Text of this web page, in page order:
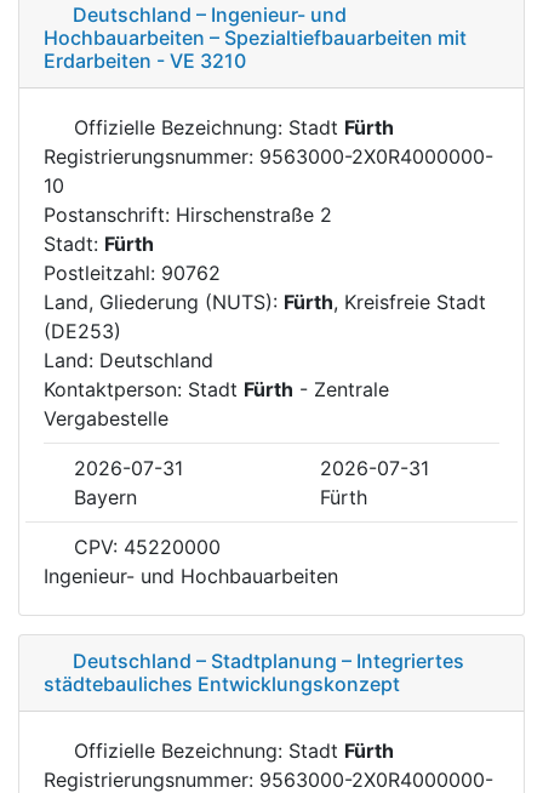
Deutschland – Ingenieur- und
Hochbauarbeiten – Spezialtiefbauarbeiten mit
Erdarbeiten - VE 3210
Offizielle Bezeichnung: Stadt Fürth
Registrierungsnummer: 9563000-2X0R4000000-
10
Postanschrift: Hirschenstraße 2
Stadt: Fürth
Postleitzahl: 90762
Land, Gliederung (NUTS): Fürth, Kreisfreie Stadt
(DE253)
Land: Deutschland
Kontaktperson: Stadt Fürth - Zentrale
Vergabestelle
2026-07-31
2026-07-31
Bayern
Fürth
CPV: 45220000
Ingenieur- und Hochbauarbeiten
Deutschland – Stadtplanung – Integriertes
städtebauliches Entwicklungskonzept
Offizielle Bezeichnung: Stadt Fürth
Registrierungsnummer: 9563000-2X0R4000000-